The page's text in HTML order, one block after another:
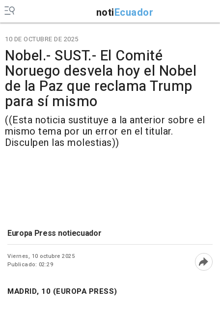
notiEcuador
10 DE OCTUBRE DE 2025
Nobel.- SUST.- El Comité
Noruego desvela hoy el Nobel
de la Paz que reclama Trump
para sí mismo
((Esta noticia sustituye a la anterior sobre el
mismo tema por un error en el titular.
Disculpen las molestias))
Europa Press notiecuador
Viernes, 10 octubre 2025
Publicado: 02:29
MADRID, 10 (EUROPA PRESS)